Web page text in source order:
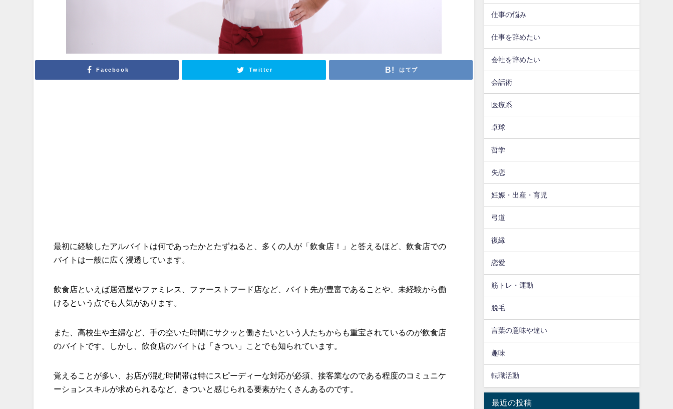
Facebook Twitter はてブ
最初に経験したアルバイトは何であったかとたずねると、多くの人が「飲食店！」と答えるほど、飲食店での
バイトは一般に広く浸透しています。
飲食店といえば居酒屋やファミレス、ファーストフード店など、バイト先が豊富であることや、未経験から働
けるという点でも人気があります。
また、高校生や主婦など、手の空いた時間にサクッと働きたいという人たちからも重宝されているのが飲食店
のバイトです。しかし、飲食店のバイトは「きつい」ことでも知られています。
覚えることが多い、お店が混む時間帯は特にスピーディーな対応が必須、接客業なのである程度のコミュニケ
ーションスキルが求められるなど、きついと感じられる要素がたくさんあるのです。
仕事の悩み
仕事を辞めたい
会社を辞めたい
会話術
医療系
卓球
哲学
失恋
妊娠・出産・育児
弓道
復縁
恋愛
筋トレ・運動
脱毛
言葉の意味や違い
趣味
転職活動
最近の投稿